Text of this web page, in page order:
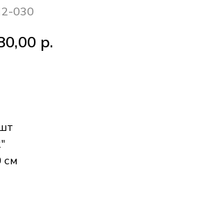
030
р.
см